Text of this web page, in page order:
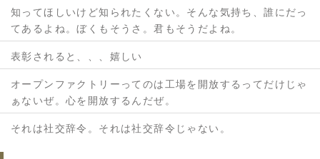
知ってほしいけど知られたくない。そんな気持ち、誰にだっ
てあるよね。ぼくもそうさ。君もそうだよね。
表彰されると、、、嬉しい
オープンファクトリーってのは工場を開放するってだけじゃ
ぁないぜ。心を開放するんだぜ。
それは社交辞令。それは社交辞令じゃない。